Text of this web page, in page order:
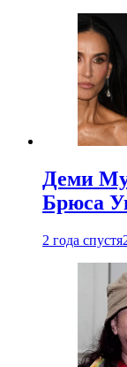
Деми
Брюса
2 года спустя